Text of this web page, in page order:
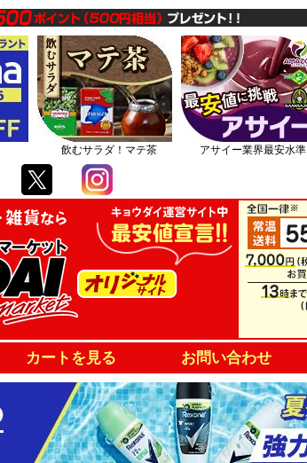
飲むサラダ！マテ茶 アサイー業界最安水準
カートを見る お問い合わせ